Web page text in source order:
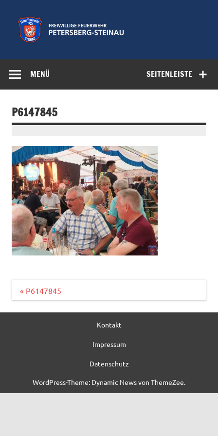
springen
Feuerwehr
Petersberg-
SEITENLEISTE
MENÜ
P6147845
Beitragsnavigation
« P6147845
Kontakt
Impressum
Datenschutz
WordPress-Theme: Dynamic News von ThemeZee.